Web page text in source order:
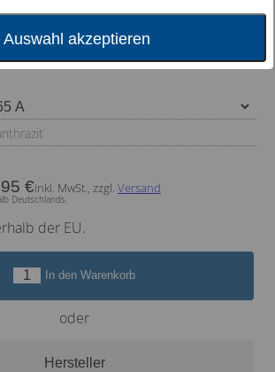
Auswahl akzeptieren
€inkl. MwSt., zzgl. Versand
Deutschlands.
der EU.
In den Warenkorb
oder
Hersteller